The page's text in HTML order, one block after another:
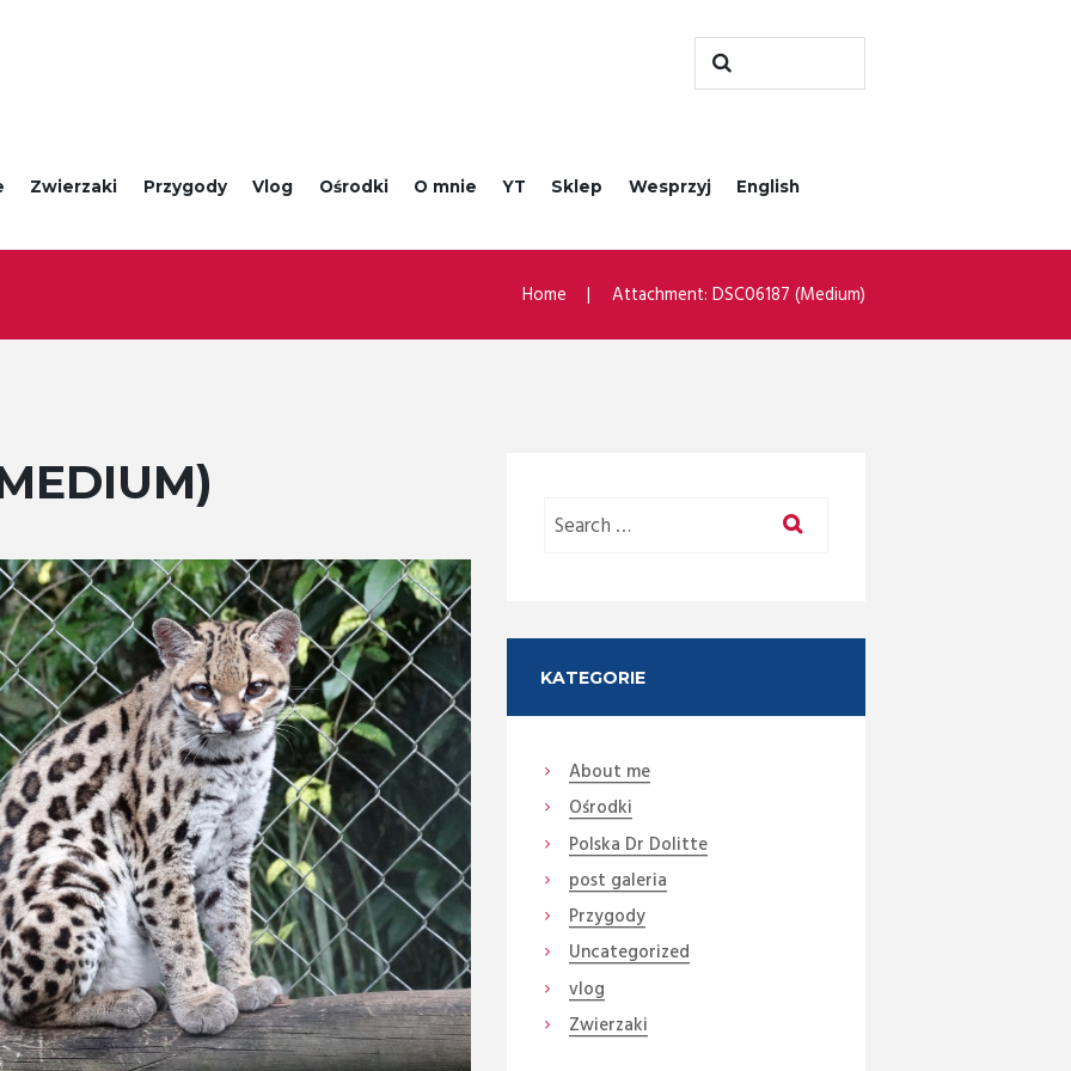
Zwierzaki Przygody Vlog Ośrodki O mnie YT Sklep Wesprzyj English
Home Attachment: DSC06187 (Medium)
Next item
DSC06221 (Medium)
KATEGORIE
About me
Ośrodki
Polska Dr Dolitte
post galeria
Przygody
Uncategorized
vlog
Zwierzaki